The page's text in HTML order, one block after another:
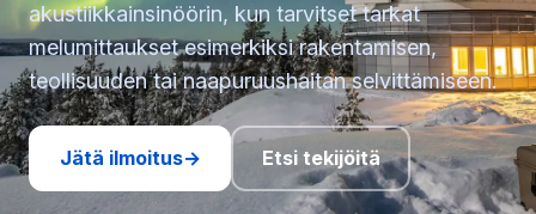
akustiikkainsinöörin, kun tarvitset tarkat
melumittaukset esimerkiksi rakentamisen,
teollisuuden tai naapuruushaitan selvittämiseen.
Jätä ilmoitus→ Etsi tekijöitä